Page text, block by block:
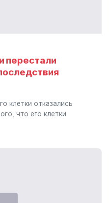
перестали
клетки отказались
что его клетки